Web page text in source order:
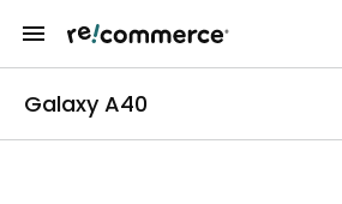
Galaxy A40